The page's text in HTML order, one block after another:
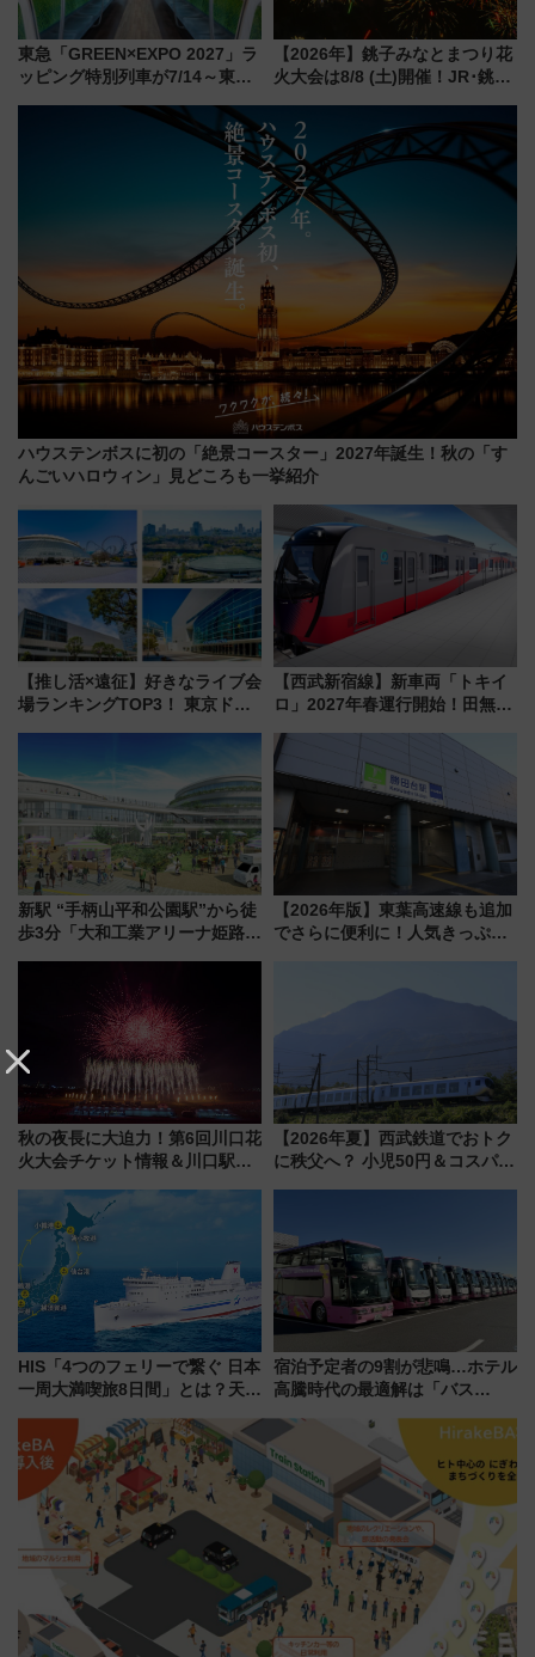
東急「GREEN×EXPO 2027」ラ
ッピング特別列車が7/14～東
ー！ 注目の編成やデザインまと
【2026年】銚子みなとまつり花
火大会は8/8 (土)開催！JR･銚子
報、利根川に咲く8,000発の大迫
力＆屋台を満喫
ハウステンボスに初の「絶景コースター」2027年誕生！秋の「す
んごいハロウィン」見どころも一挙紹介
【推し活×遠征】好きなライブ会
場ランキングTOP3！ 東京ドー
場に何を求める？
【西武新宿線】新車両「トキイ
ロ」2027年春運行開始！田無・
「第2弾」も
新駅 “手柄山平和公園駅”から徒
歩3分「大和工業アリーナ姫路」
大相撲巡業など 豪華イベントと
【2026年版】東葉高速線も追加
でさらに便利に！人気きっぷ
秋の夜長に大迫力！第6回川口花
火大会チケット情報＆川口駅か
【2026年夏】西武鉄道でおトク
に秩父へ？ 小児50円＆コスパ最
検や特急ラビューも
HIS「4つのフェリーで繋ぐ 日本
一周大満喫旅8日間」とは？天橋
の絶景＆限定グルメを網羅！煩
雑な手続きも不要でお手軽に楽
しめるプランが登場
宿泊予定者の9割が悲鳴…ホテル
高騰時代の最適解は「バス
した、推し活遠征や観光時のリ
アルな懐事情